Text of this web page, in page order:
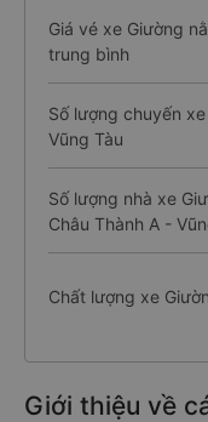
Giá vé xe Giường
trung bình
Số lượng chuyến
Vũng Tàu
Số lượng nhà xe
Châu Thành A -
Chất lượng xe
Giới thiệu về